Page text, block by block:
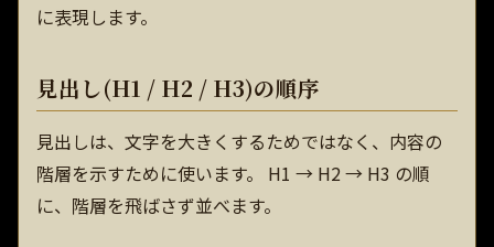
に表現します。
見出し(H1 / H2 / H3)の順序
見出しは、文字を大きくするためではなく、内容の
階層を示すために使います。 H1 → H2 → H3 の順
に、階層を飛ばさず並べます。